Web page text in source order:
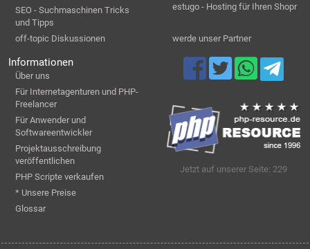
SEO - Suchmaschinen Tricks
und Tipps
off-topic Diskussionen
estugo - Hosting für Ihren Shopr
werde unser Partner
Informationen
Über uns
Für Internetagenturen und PHP-
Freelancer
Für Anwender und
Softwareentwickler
Projektausschreibung
veröffentlichen
PHP Scripte verkaufen
* Unsere Preise
Glossar
Jetzt auf unserer Seite: 229